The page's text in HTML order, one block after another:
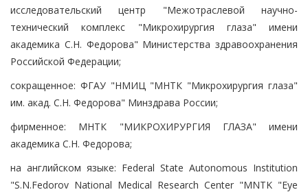
исследовательский центр "Межотраслевой научно-
технический комплекс "Микрохирургия глаза" имени
академика С.Н. Федорова" Министерства здравоохранения
Российской Федерации;
сокращенное: ФГАУ "НМИЦ "МНТК "Микрохирургия глаза"
им. акад. С.Н. Федорова" Минздрава России;
фирменное: МНТК "МИКРОХИРУРГИЯ ГЛАЗА" имени
академика С.Н. Федорова;
на английском языке: Federal State Autonomous Institution
"S.N.Fedorov National Medical Research Center "MNTK "Eye